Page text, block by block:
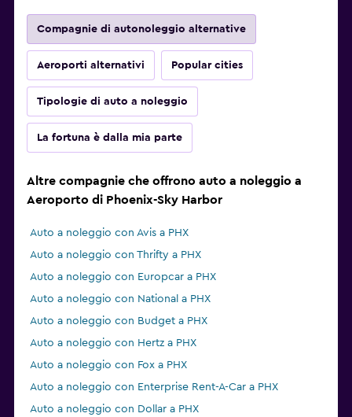
Compagnie di autonoleggio alternative
Aeroporti alternativi Popular cities
Tipologie di auto a noleggio
La fortuna è dalla mia parte
Altre compagnie che offrono auto a noleggio a
Aeroporto di Phoenix-Sky Harbor
Auto a noleggio con Avis a PHX
Auto a noleggio con Thrifty a PHX
Auto a noleggio con Europcar a PHX
Auto a noleggio con National a PHX
Auto a noleggio con Budget a PHX
Auto a noleggio con Hertz a PHX
Auto a noleggio con Fox a PHX
Auto a noleggio con Enterprise Rent-A-Car a PHX
Auto a noleggio con Dollar a PHX